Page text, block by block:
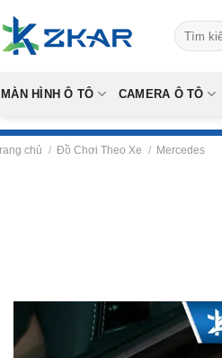
to
content
Tìm
kiếm:
MÀN HÌNH Ô TÔ CAMERA Ô TÔ
chủ / Đồ Chơi Theo Xe / Mercedes